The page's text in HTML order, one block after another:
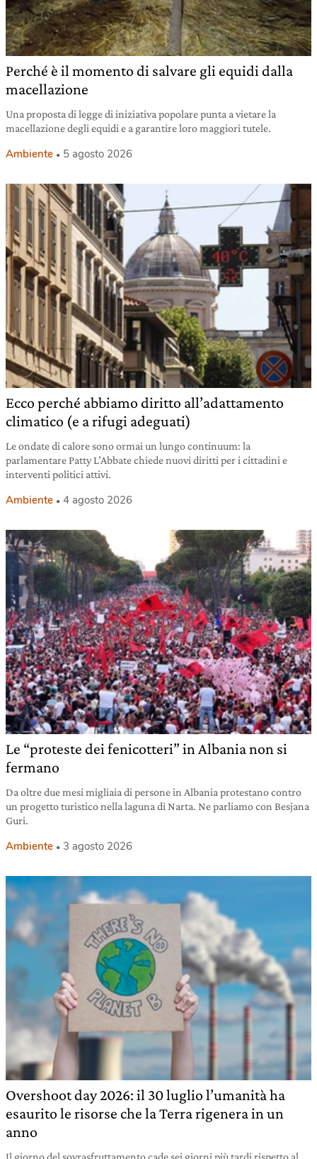
Perché è il momento di salvare gli equidi dalla
macellazione
Una proposta di legge di iniziativa popolare punta a vietare la
macellazione degli equidi e a garantire loro maggiori tutele.
Ambiente 5 agosto 2026
Ecco perché abbiamo diritto all’adattamento
climatico (e a rifugi adeguati)
Le ondate di calore sono ormai un lungo continuum: la
parlamentare Patty L’Abbate chiede nuovi diritti per i cittadini e
interventi politici attivi.
Ambiente 4 agosto 2026
Le “proteste dei fenicotteri” in Albania non si
fermano
Da oltre due mesi migliaia di persone in Albania protestano contro
un progetto turistico nella laguna di Narta. Ne parliamo con Besjana
Guri.
Ambiente 3 agosto 2026
Overshoot day 2026: il 30 luglio l’umanità ha
esaurito le risorse che la Terra rigenera in un
anno